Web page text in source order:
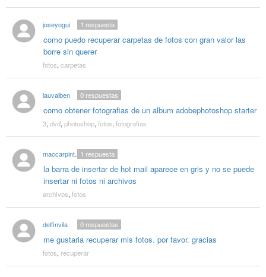
joseyogui
como puedo recuperar carpetas de fotos con gran valor las
borre sin querer
1 respuesta
fotos, carpetas
lauvalben
como obtener fotografias de un album adobephotoshop starter
0respuestas
3, dvd, photoshop, fotos, fotografias
maccarpinteria
la barra de insertar de hot mail aparece en gris y no se puede
insertar ni fotos ni archivos
1 respuesta
archivos, fotos
delfinvila
me gustaria recuperar mis fotos. por favor. gracias
0respuestas
fotos, recuperar